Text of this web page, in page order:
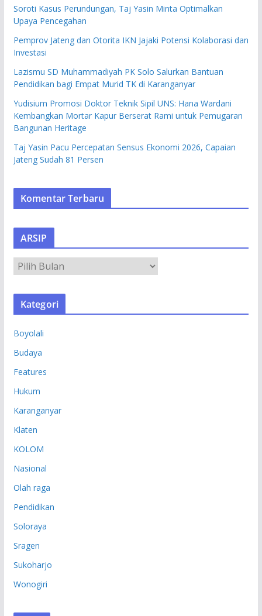
Soroti Kasus Perundungan, Taj Yasin Minta Optimalkan
Upaya Pencegahan
Pemprov Jateng dan Otorita IKN Jajaki Potensi Kolaborasi dan
Investasi
Lazismu SD Muhammadiyah PK Solo Salurkan Bantuan
Pendidikan bagi Empat Murid TK di Karanganyar
Yudisium Promosi Doktor Teknik Sipil UNS: Hana Wardani
Kembangkan Mortar Kapur Berserat Rami untuk Pemugaran
Bangunan Heritage
Taj Yasin Pacu Percepatan Sensus Ekonomi 2026, Capaian
Jateng Sudah 81 Persen
Komentar Terbaru
ARSIP
R
S
Kategori
Boyolali
Budaya
Features
Hukum
Karanganyar
Klaten
KOLOM
Nasional
Olah raga
Pendidikan
Soloraya
Sragen
Sukoharjo
Wonogiri